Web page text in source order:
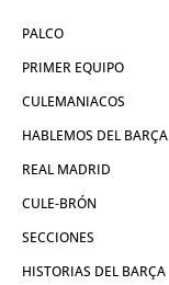
PALCO
PRIMER EQUIPO
CULEMANIACOS
HABLEMOS DEL BARÇA
REAL MADRID
CULE-BRÓN
SECCIONES
HISTORIAS DEL BARÇA